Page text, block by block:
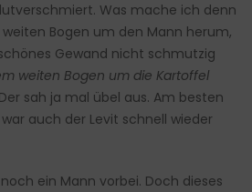
Was mache ich denn
Bogen um den Mann herum,
Gewand nicht schmutzig
weiten Bogen um die Kartoffel
sah ja mal übel aus. Am besten
auch der Levit schnell wieder
ein Mann vorbei. Doch dieses